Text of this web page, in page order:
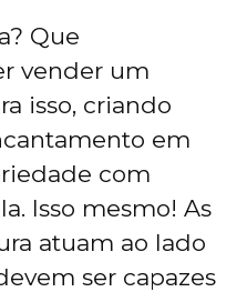
Que
vender um
isso, criando
em
com
Isso mesmo! As
atuam ao lado
ser capazes